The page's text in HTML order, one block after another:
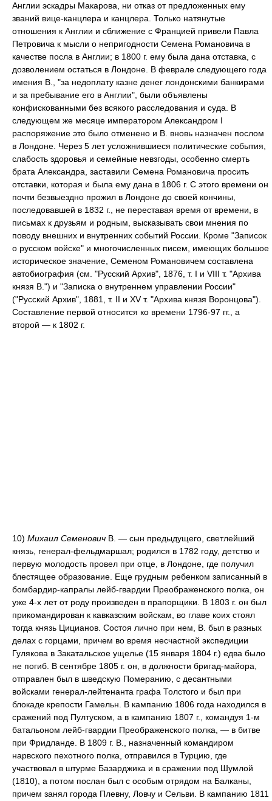
Англии эскадры Макарова, ни отказ от предложенных ему
званий вице-канцлера и канцлера. Только натянутые
отношения к Англии и сближение с Францией привели Павла
Петровича к мысли о непригодности Семена Романовича в
качестве посла в Англии; в 1800 г. ему была дана отставка, с
дозволением остаться в Лондоне. В феврале следующего года
имения В., "за недоплату казне денег лондонскими банкирами
и за пребывание его в Англии", были объявлены
конфискованными без всякого расследования и суда. В
следующем же месяце императором Александром I
распоряжение это было отменено и В. вновь назначен послом
в Лондоне. Через 5 лет усложнившиеся политические события,
слабость здоровья и семейные невзгоды, особенно смерть
брата Александра, заставили Семена Романовича просить
отставки, которая и была ему дана в 1806 г. С этого времени он
почти безвыездно прожил в Лондоне до своей кончины,
последовавшей в 1832 г., не переставая время от времени, в
письмах к друзьям и родным, высказывать свои мнения по
поводу внешних и внутренних событий России. Кроме "Записок
о русском войске" и многочисленных писем, имеющих большое
историческое значение, Семеном Романовичем составлена
автобиография (см. "Русский Архив", 1876, т. I и VIII т. "Архива
князя В.") и "Записка о внутреннем управлении России"
("Русский Архив", 1881, т. II и XV т. "Архива князя Воронцова").
Составление первой относится ко времени 1796-97 гг., а
второй — к 1802 г.
10) Михаил Семенович В. — сын предыдущего, светлейший
князь, генерал-фельдмаршал; родился в 1782 году, детство и
первую молодость провел при отце, в Лондоне, где получил
блестящее образование. Еще грудным ребенком записанный в
бомбардир-капралы лейб-гвардии Преображенского полка, он
уже 4-х лет от роду произведен в прапорщики. В 1803 г. он был
прикомандирован к кавказским войскам, во главе коих стоял
тогда князь Цицианов. Состоя лично при нем, В. был в разных
делах с горцами, причем во время несчастной экспедиции
Гулякова в Закатальское ущелье (15 января 1804 г.) едва было
не погиб. В сентябре 1805 г. он, в должности бригад-майора,
отправлен был в шведскую Померанию, с десантными
войсками генерал-лейтенанта графа Толстого и был при
блокаде крепости Гамельн. В кампанию 1806 года находился в
сражений под Пултуском, а в кампанию 1807 г., командуя 1-м
батальоном лейб-гвардии Преображенского полка, — в битве
при Фридланде. В 1809 г. В., назначенный командиром
нарвского пехотного полка, отправился в Турцию, где
участвовал в штурме Базарджика и в сражении под Шумлой
(1810), а потом послан был с особым отрядом на Балканы,
причем занял города Плевну, Ловчу и Сельви. В кампанию 1811